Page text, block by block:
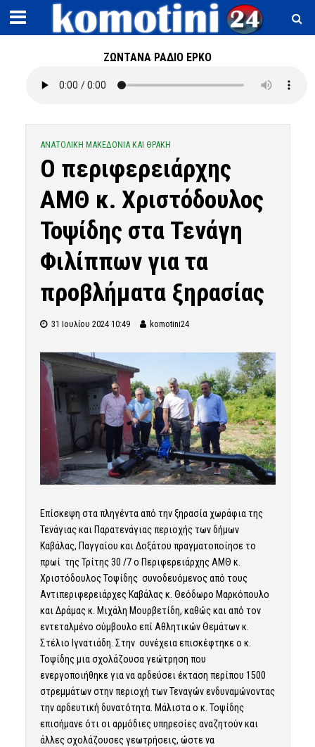
ΖΩΝΤΑΝΑ ΡΑΔΙΟ ΕΡΚΟ
ΑΝΑΤΟΛΙΚΗ ΜΑΚΕΔΟΝΙΑ ΚΑΙ ΘΡΑΚΗ
Ο περιφερειάρχης
ΑΜΘ κ. Χριστόδουλος
Τοψίδης στα Τενάγη
Φιλίππων για τα
προβλήματα ξηρασίας
31 Ιουλίου 2024 10:49 komotini24
Επίσκεψη στα πληγέντα από την ξηρασία χωράφια της
Τενάγιας και Παρατενάγιας περιοχής των δήμων
Καβάλας, Παγγαίου και Δοξάτου πραγματοποίησε το
πρωί της Τρίτης 30 /7 ο Περιφερειάρχης ΑΜΘ κ.
Χριστόδουλος Τοψίδης συνοδευόμενος από τους
Αντιπεριφερειάρχες Καβάλας κ. Θεόδωρο Μαρκόπουλο
και Δράμας κ. Μιχάλη Μουρβετίδη, καθώς και από τον
εντεταλμένο σύμβουλο επί Αθλητικών Θεμάτων κ.
Στέλιο Ιγνατιάδη. Στην συνέχεια επισκέφτηκε ο κ.
Τοψίδης μια σχολάζουσα γεώτρηση που
ενεργοποιήθηκε για να αρδεύσει έκταση περίπου 1500
στρεμμάτων στην περιοχή των Τεναγών ενδυναμώνοντας
την αρδευτική δυνατότητα. Μάλιστα ο κ. Τοψίδης
επισήμανε ότι οι αρμόδιες υπηρεσίες αναζητούν και
άλλες σχολάζουσες γεωτρήσεις, ώστε να